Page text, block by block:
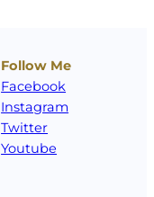
Follow Me
Facebook
Instagram
Twitter
Youtube